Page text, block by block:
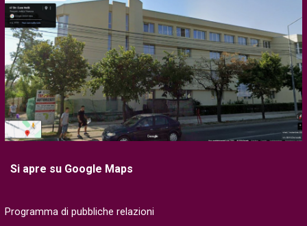
Si apre su Google Maps
Programma di pubbliche relazioni